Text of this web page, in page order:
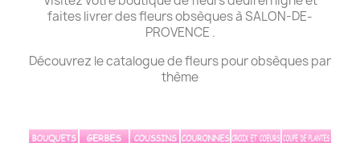
faites livrer des fleurs obsèques à SALON-DE-
PROVENCE .
Découvrez le catalogue de fleurs pour obsèques par
thème